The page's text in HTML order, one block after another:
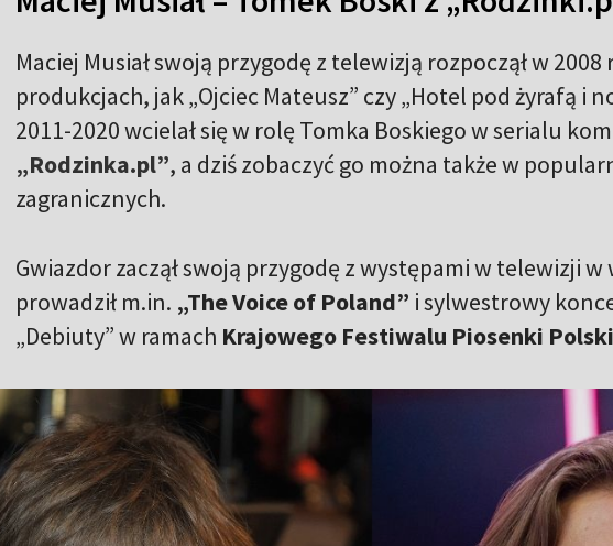
Maciej Musiał swoją przygodę z telewizją rozpoczął w
produkcjach, jak „Ojciec Mateusz” czy „Hotel pod żyrafą i
2011-2020 wcielał się w rolę Tomka Boskiego w serialu
„Rodzinka.pl”, a dziś zobaczyć go można także w
zagranicznych.
Gwiazdor zaczął swoją przygodę z występami w telewizji
prowadził m.in. „The Voice of Poland” i sylwestrowy
„Debiuty” w ramach Krajowego Festiwalu Piosenki